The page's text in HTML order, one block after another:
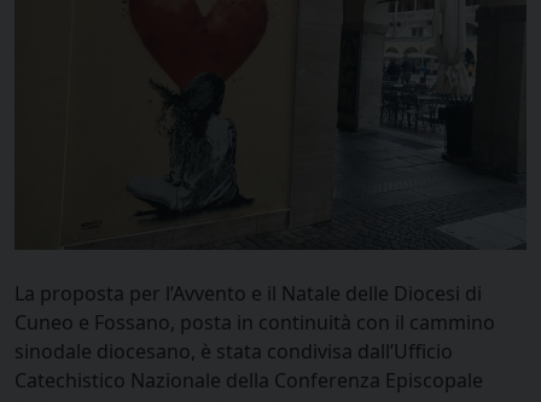
La proposta per l’Avvento e il Natale delle Diocesi di
Cuneo e Fossano, posta in continuità con il cammino
sinodale diocesano, è stata condivisa dall’Ufficio
Catechistico Nazionale della Conferenza Episcopale